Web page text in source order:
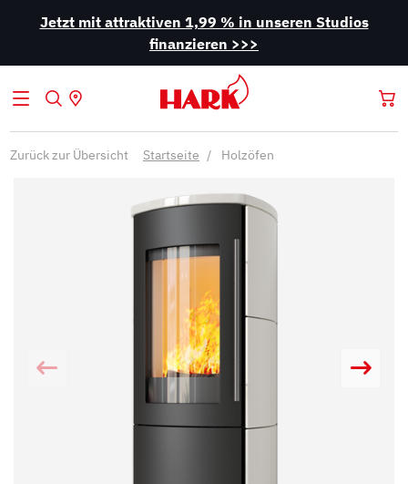
Jetzt mit attraktiven 1,99 % in unseren Studios
finanzieren >>>
Zurück zur Übersicht Startseite Holzöfen